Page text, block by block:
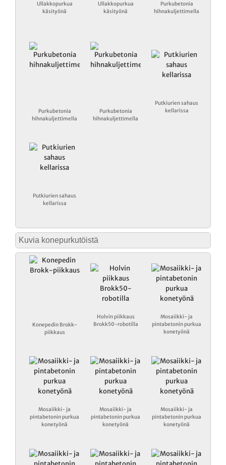
Ullakkopurkua
käsityönä
Ullakkopurkua
käsityönä
Purkubetonia
hihnakuljettimella
Purkubetonia
hihnakuljettimella
Purkubetonia
hihnakuljettimella
Putkiurien sahaus
kellarissa
Putkiurien sahaus
kellarissa
Kuvia konepurkutöistä
Konepedin Brokk-
piikkaus
Holvin piikkaus
Brokk50-robotilla
Mosaiikki- ja
pintabetonin purkua
konetyönä
Mosaiikki- ja
pintabetonin purkua
konetyönä
Mosaiikki- ja
pintabetonin purkua
konetyönä
Mosaiikki- ja
pintabetonin purkua
konetyönä